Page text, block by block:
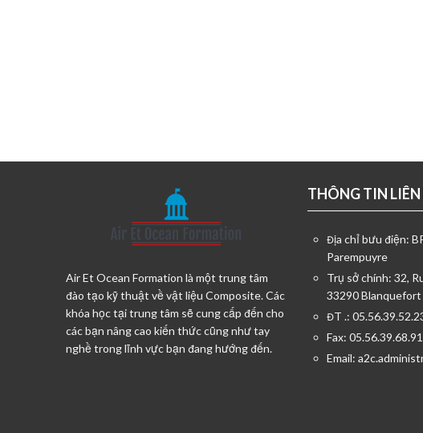
Air Et Ocean Formation là một trung tâm
đào tạo kỹ thuật về vật liệu Composite. Các
khóa học tại trung tâm sẽ cung cấp đến cho
các bạn nâng cao kiến thức cũng như tay
nghề trong lĩnh vực bạn đang hướng đến.
THÔNG TIN
Địa chỉ bưu điện:
Parempuyre
Trụ sở chính: 32,
33290 Blanquefort
ĐT .:
Fax: 05.56.39.68.91
Email: